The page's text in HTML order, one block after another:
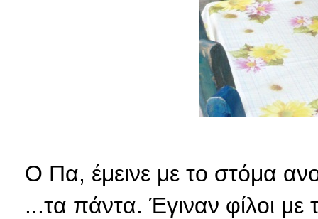
Ο Πα, έμεινε με το στόμα
...τα πάντα. Έγιναν φίλοι με